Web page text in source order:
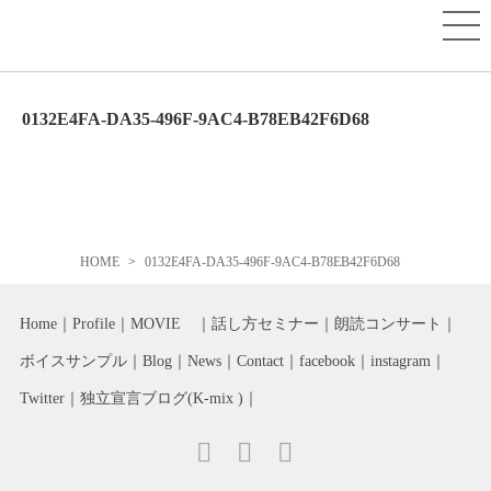
0132E4FA-DA35-496F-9AC4-B78EB42F6D68
HOME 0132E4FA-DA35-496F-9AC4-B78EB42F6D68
Home Profile MOVIE 話し方セミナー 朗読コンサート
ボイスサンプル Blog News Contact facebook instagram
Twitter 独立宣言ブログ(K-mix )